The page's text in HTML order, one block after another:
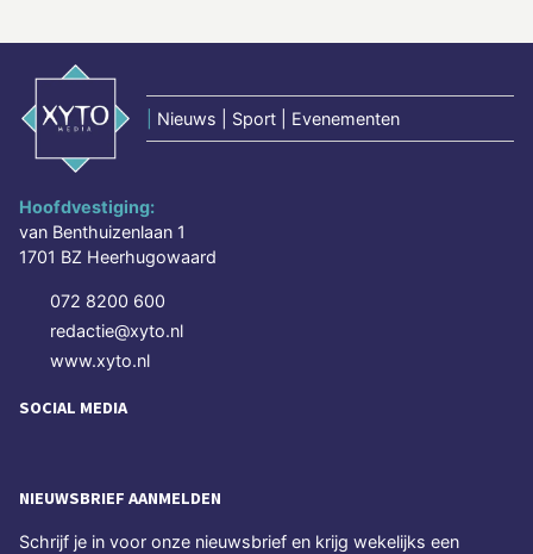
Nieuws | Sport | Evenementen
Hoofdvestiging:
van Benthuizenlaan 1
1701 BZ Heerhugowaard
072 8200 600
redactie@xyto.nl
www.xyto.nl
SOCIAL MEDIA
NIEUWSBRIEF AANMELDEN
Schrijf je in voor onze nieuwsbrief en krijg wekelijks een